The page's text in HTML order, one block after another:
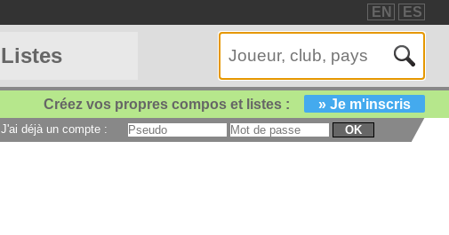
EN ES
Listes
Créez vos propres compos et listes : » Je m'inscris
J'ai déjà un compte : OK